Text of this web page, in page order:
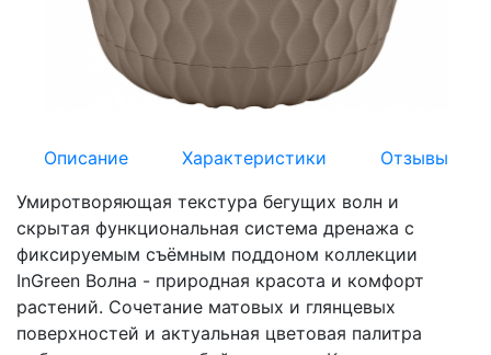
Описание Характеристики
Отзывы
Умиротворяющая текстура бегущих волн и
скрытая функциональная система дренажа с
фиксируемым съёмным поддоном коллекции
InGreen Волна - природная красота и комфорт
растений. Сочетание матовых и глянцевых
поверхностей и актуальная цветовая палитра